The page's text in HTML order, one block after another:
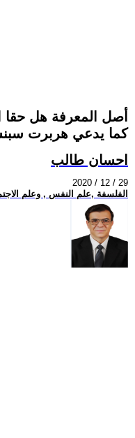
أصل المعرفة هل حقا
كما يدعي هربرت
احسان طالب
2020 / 12 / 29
الفلسفة ,علم النفس , وعلم